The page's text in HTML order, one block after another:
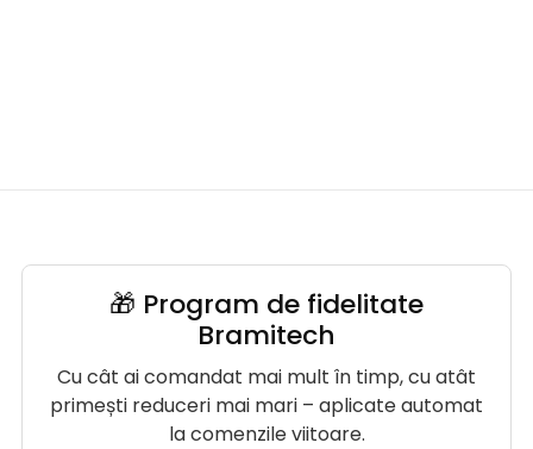
🎁 Program de fidelitate
Bramitech
Cu cât ai comandat mai mult în timp, cu atât
primești reduceri mai mari – aplicate automat
la comenzile viitoare.